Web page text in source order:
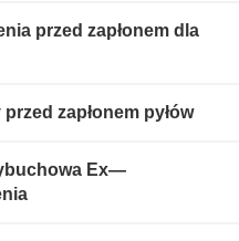
przed zapłonem dla
zapłonem pyłów
Ex—